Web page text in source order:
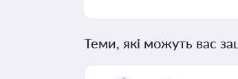
Теми, які можуть вас